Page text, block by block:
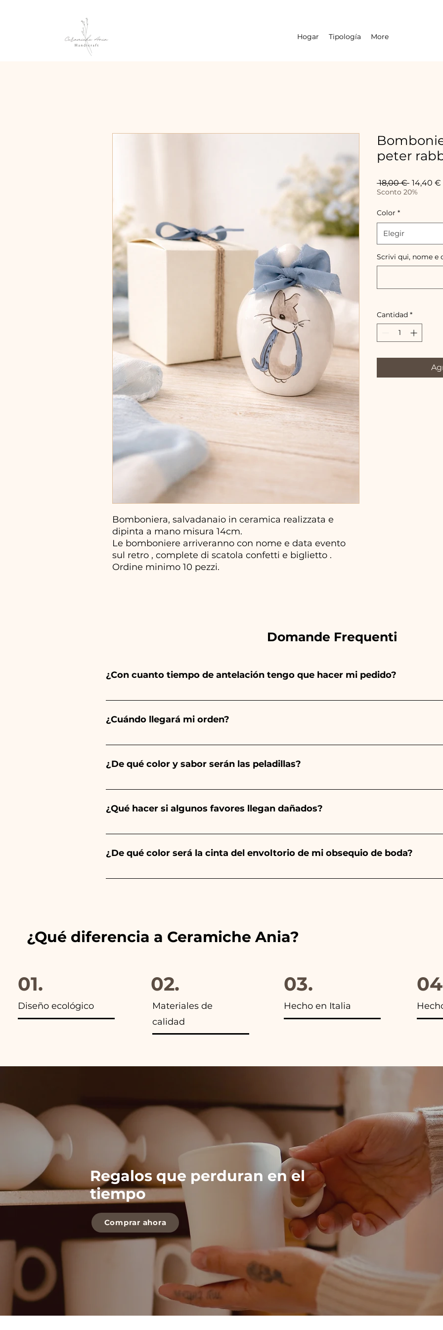
Hogar Tipología More
Bomboniera, salvadanaio in ceramica realizzata e
dipinta a mano misura 14cm.
Le bomboniere arriveranno con nome e data evento
sul retro , complete di scatola confetti e biglietto .
Ordine minimo 10 pezzi.
peter
18,00 € Precio
14,40 €
Sconto 20%
Color *
Elegir
Scrivi qui, nome e
Cantidad *
Domande Frequenti
¿Con cuanto tiempo de antelación tengo que hacer mi pedido?
Ceramiche Ania crea y pinta totalmente a mano, ¡por lo que su creación lleva
tu evento es antes de los horarios indicados, ¡contáctanos para solicitar información
¿Cuándo llegará mi orden?
Se garantiza la recepción del pedido 10/15 días antes del evento.
¿De qué color y sabor serán las peladillas?
El sabor de las peladillas siempre será almendrado, el color varía según el tipo de
Comunión, Confirmación y Boda será de color blanco. - Para Graduación, será Rojo
¿Qué hacer si algunos favores llegan dañados?
Llevamos muchos años en el sector y sabemos cuidar tus pedidos pero si algo se
¿De qué color será la cinta del envoltorio de mi obsequio de boda?
Siempre combinamos los colores de las cintas con los colores del detalle de boda
¿Qué diferencia a Ceramiche Ania?
01.
Diseño ecológico
02.
Materiales de
calidad
03.
Hecho en Italia
Regalos que perduran en el
tiempo
Comprar ahora